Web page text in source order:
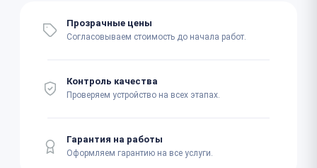
Прозрачные цены
Согласовываем стоимость до начала работ.
Контроль качества
Проверяем устройство на всех этапах.
Гарантия на работы
Оформляем гарантию на все услуги.